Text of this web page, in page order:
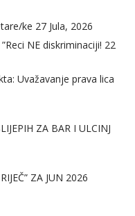
ke 27 Jula, 2026
”Reci NE diskriminaciji! 22
Uvažavanje prava lica
ZA BAR I ULCINJ
ZA JUN 2026